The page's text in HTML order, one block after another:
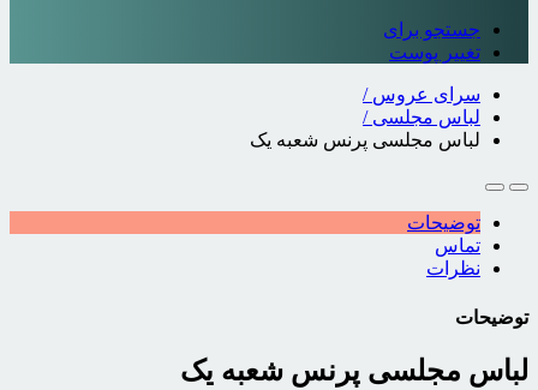
جستجو برای
تغییر پوست
سرای عروس /
لباس مجلسی /
لباس مجلسی پرنس شعبه یک
توضیحات
تماس
نظرات
توضیحات
لباس مجلسی پرنس شعبه یک